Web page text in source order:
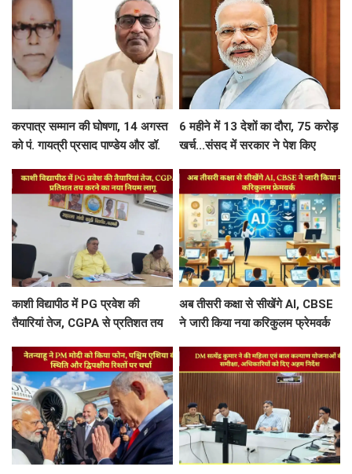
करपात्र सम्मान की घोषणा, 14 अगस्त
को पं. गायत्री प्रसाद पाण्डेय और डॉ.
सम्मानित
6 महीने में 13 देशों का दौरा, 75 करोड़
खर्च...संसद में सरकार ने पेश किए
काशी विद्यापीठ में PG प्रवेश की
तैयारियां तेज, CGPA से प्रतिशत तय
अब तीसरी कक्षा से सीखेंगे AI, CBSE
ने जारी किया नया करिकुलम फ्रेमवर्क